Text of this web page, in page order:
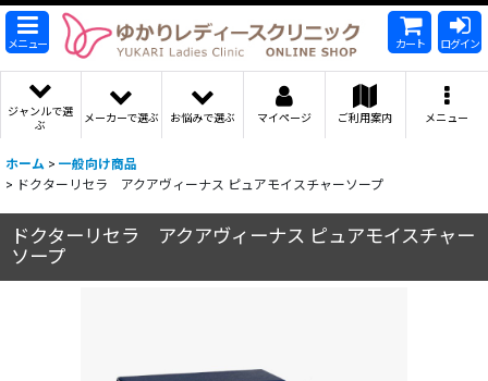
メニュー カート ログイン
ジャンルで選
ぶ
メーカーで選ぶ お悩みで選ぶ マイページ ご利用案内 メニュー
ホーム > 一般向け商品
> ドクターリセラ アクアヴィーナス ピュアモイスチャーソープ
ドクターリセラ アクアヴィーナス ピュアモイスチャー
ソープ